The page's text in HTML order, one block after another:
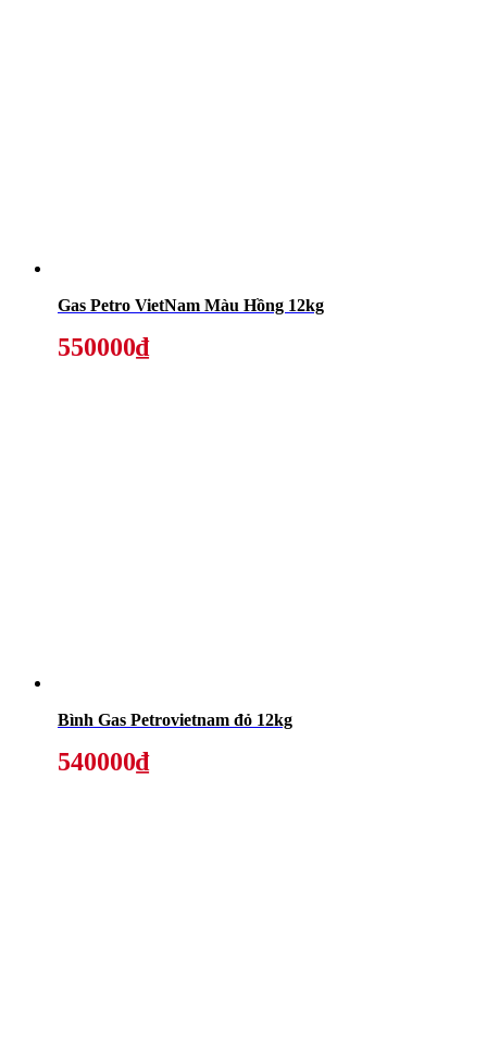
Gas Petro VietNam Màu Hồng 12kg
550000₫
Bình Gas Petrovietnam đỏ 12kg
540000₫